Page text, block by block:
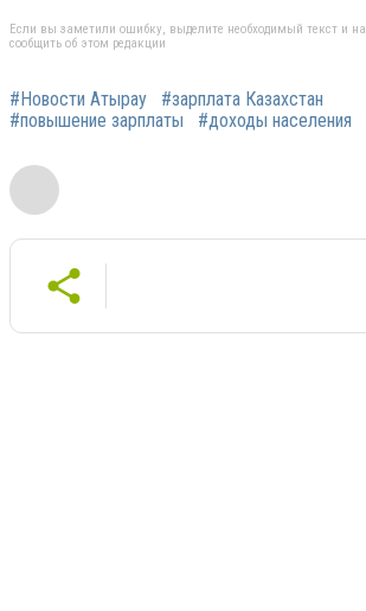
Если вы заметили ошибку, выделите необходимый текст и
сообщить об этом редакции
#Новости Атырау
#зарплата Казахстан
#повышение зарплаты
#доходы населения